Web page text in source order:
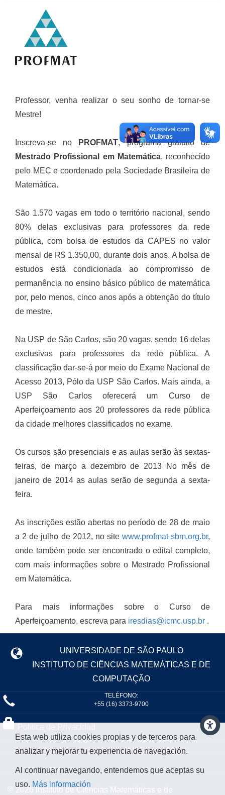
Professor, venha realizar o seu sonho de tornar-se
Mestre!
Inscreva-se no PROFMAT, programa gratuito de
Mestrado Profissional em Matemática, reconhecido
pelo MEC e coordenado pela Sociedade Brasileira de
Matemática.
São 1.570 vagas em todo o território nacional, sendo
80% delas exclusivas para professores da rede
pública, com bolsa de estudos da CAPES no valor
mensal de R$ 1.350,00, durante dois anos. A bolsa de
estudos está condicionada ao compromisso de
permanência no ensino básico público de matemática
por, pelo menos, cinco anos após a obtenção do título
de mestre.
Na USP de São Carlos, são 20 vagas, sendo 16 delas
exclusivas para professores da rede pública. A
classificação dar-se-á por meio do Exame Nacional de
Acesso 2013, Pólo da USP São Carlos. Mais ainda, a
USP São Carlos oferecerá um Curso de
Aperfeiçoamento aos 20 professores da rede pública
da cidade melhores classificados no exame.
Os cursos são presenciais e as aulas serão às sextas-
feiras, de março a dezembro de 2013 No mês de
janeiro de 2014 as aulas serão de segunda a sexta-
feira.
As inscrições estão abertas no período de 28 de maio
a 2 de julho de 2012, no site www.profmat-sbm.org.br,
onde também pode ser encontrado o edital completo,
com mais informações sobre o Mestrado Profissional
em Matemática.
Para mais informações sobre o Curso de
Aperfeiçoamento, escreva para iresdias@icmc.usp.br .
UNIVERSIDADE DE SÃO PAULO
INSTITUTO DE CIÊNCIAS MATEMÁTICAS E DE
COMPUTAÇÃO
TELÉFONO:
+55 (16) 3373-9700
© 2026 Instituto de Ciências Matemáticas e de
Esta web utiliza cookies propias y de terceros para
analizar y mejorar tu experiencia de navegación.
Al continuar navegando, entendemos que aceptas su
uso. Más información